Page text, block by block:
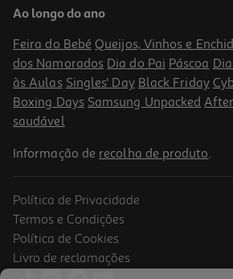
4.27 €/Lt
2,99 €
Promoção
Ao longo do ano
Feira do Bebé Queijos, Vinhos e
dos Namorados Dia do Pai Páscoa
às Aulas Singles' Day Black Friday
Boxing Days Samsung Unpacked
saudável
Informação de recolha de produto.
Política de Privacidade
Termos e Condições
Política de Cookies
Livro de reclamações